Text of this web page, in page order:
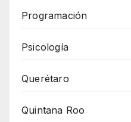
Programación
Psicología
Querétaro
Quintana Roo